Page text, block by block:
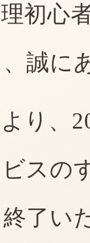
初心
誠に
り、
スの
了い